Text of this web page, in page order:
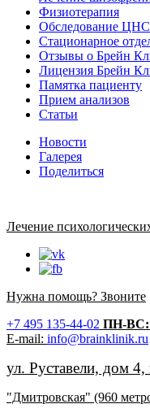
Физиотерапия
Обследование ЦНС
Стационарное
Отзывы о Брейн
Лицензия Брейн
Памятка пациенту
Прием анализов
Статьи
Новости
Галерея
Поделиться
Лечение
Нужна помощь? Звоните
+7 495 135-44-02 ПН-ВС:
Е-mail: info@brainklinik.ru
ул. Руставели, дом 4,
"Дмитровская" (960